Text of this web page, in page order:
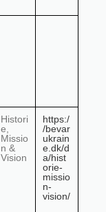
Histori
e,
Missio
n &
Vision
https:/
/bevar
ukrain
e.dk/d
a/hist
orie-
missio
n-
vision/